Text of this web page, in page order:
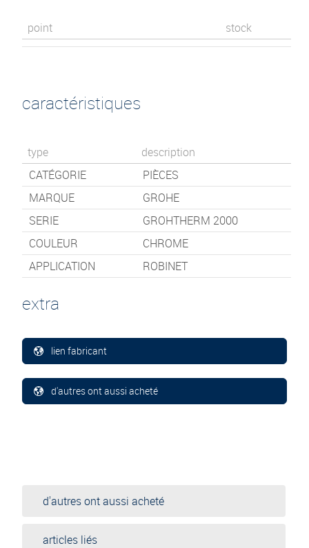
point stock
caractéristiques
type
description
CATÉGORIE
PIÈCES
MARQUE
GROHE
SERIE
GROHTHERM 2000
COULEUR
CHROME
APPLICATION
ROBINET
extra
lien fabricant
d'autres ont aussi acheté
d'autres ont aussi acheté
articles liés